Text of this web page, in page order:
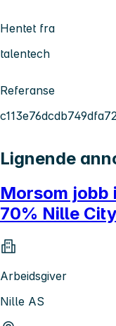
Hentet fra
talentech
Referanse
Lignende
Morsom jobb
70% Nille
Arbeidsgiver
Nille AS